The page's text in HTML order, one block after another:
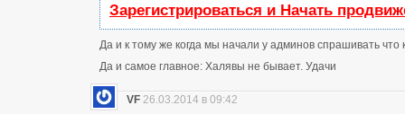
Зарегистрироваться и Начать
Да и к тому же когда мы начали у админов спрашивать что
Да и самое главное: Халявы не бывает. Удачи
VF 26.03.2014 в 09:42